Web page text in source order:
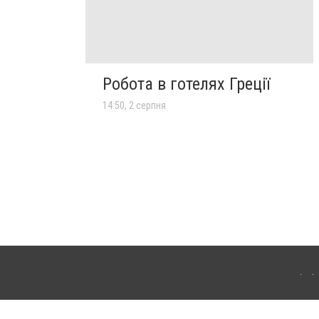
Робота в готелях Греції
14:50, 2 серпня